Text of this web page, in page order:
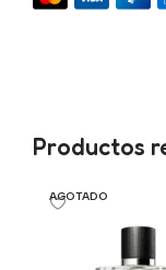
Productos
AGOTADO